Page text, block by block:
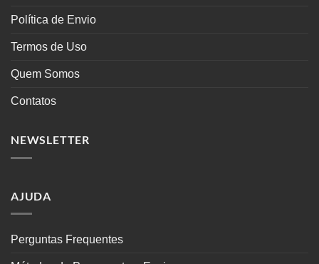
Política de Envio
Termos de Uso
Quem Somos
Contatos
NEWSLETTER
AJUDA
Perguntas Frequentes